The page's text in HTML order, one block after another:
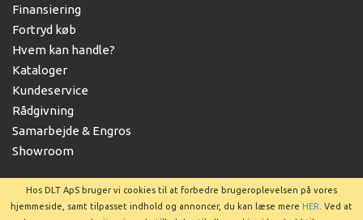
Finansiering
Fortryd køb
Hvem kan handle?
Kataloger
Kundeservice
Rådgivning
Samarbejde & Engros
Showroom
Hos DLT ApS bruger vi cookies til at forbedre brugeroplevelsen på vores
hjemmeside, samt tilpasset indhold og annoncer, du kan læse mere HER . Ved at